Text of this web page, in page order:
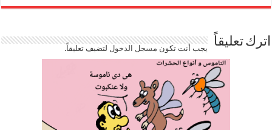
اترك تعليقاً يجب أنت تكون مسجل الدخوللتضيف تعليقاً.